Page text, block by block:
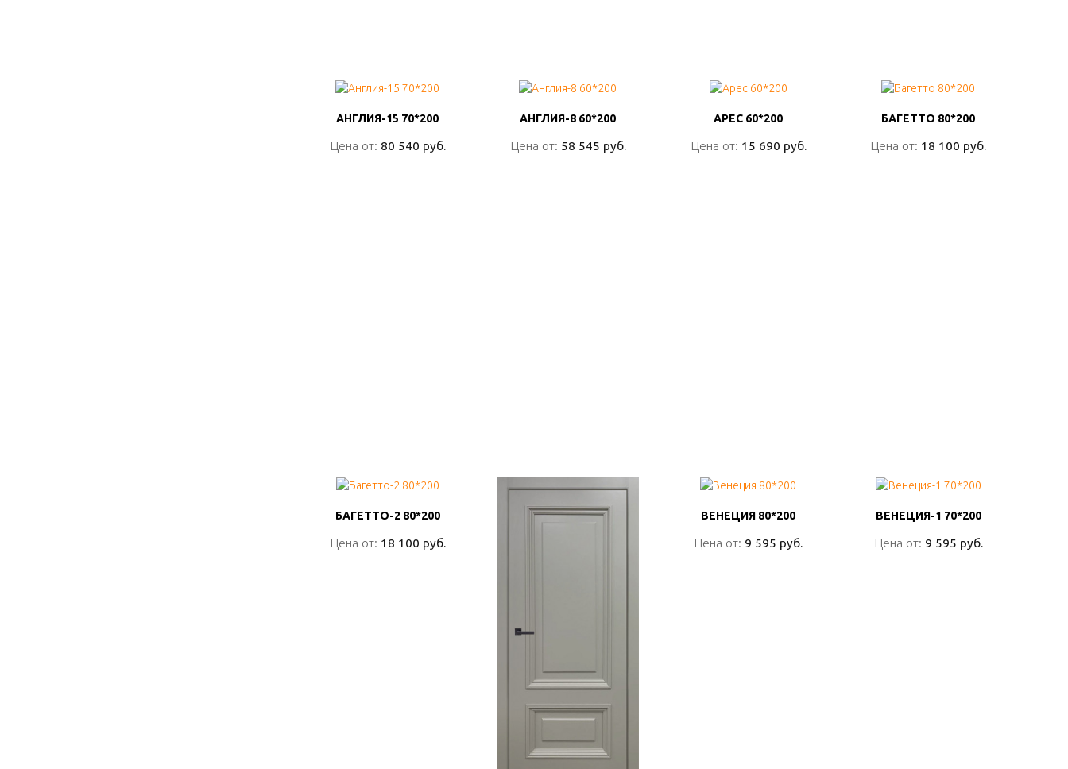
АНГЛИЯ-15 70*200
Цена от: 80 540 руб.
АНГЛИЯ-15 70*200
Цена от: 80 540 руб.
АНГЛИЯ-8 60*200
Цена от: 58 545 руб.
АНГЛИЯ-8 60*200
Цена от: 58 545 руб.
АРЕС 60*200
Цена от: 15 690 руб.
АРЕС 60*200
Цена от: 15 690 руб.
БАГЕТТО 80*200
Цена от: 18 100 руб.
БАГЕТТО 80*200
Цена от: 18 100 руб.
БАГЕТТО-2 80*200
Цена от: 18 100 руб.
БАГЕТТО-2 80*200
Цена от: 18 100 руб.
ВЕНЕЦИЯ 80*200
Цена от: 9 595 руб.
ВЕНЕЦИЯ 80*200
Цена от: 9 595 руб.
ВЕНЕЦИЯ-1 70*200
Цена от: 9 595 руб.
ВЕНЕЦИЯ-1 70*200
Цена от: 9 595 руб.